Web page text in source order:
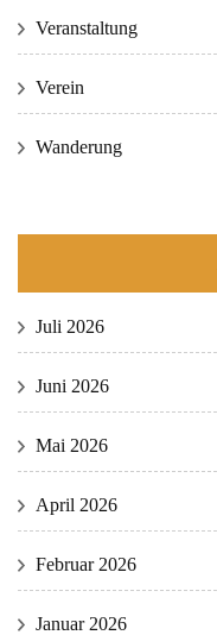
Veranstaltung
Verein
Wanderung
Juli 2026
Juni 2026
Mai 2026
April 2026
Februar 2026
Januar 2026